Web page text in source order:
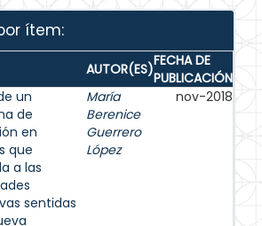
ítem:
AUTOR(ES)FECHA DE
PUBLICACIÓN
un
de
en
que
a las
sentidas
María
Berenice
Guerrero
López
nov-2018